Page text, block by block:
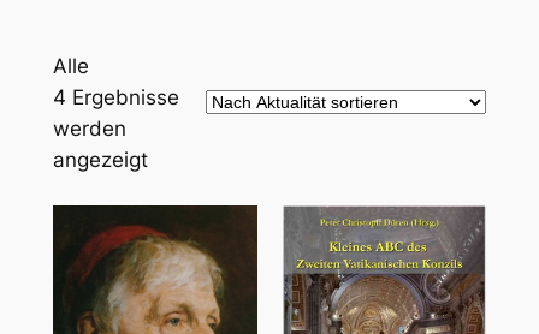
Alle
4 Ergebnisse
werden
angezeigtNach
sortiert